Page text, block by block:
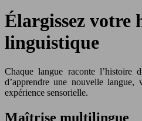
Élargissez votre
linguistique
Chaque langue raconte l’histoire
d’apprendre une nouvelle langue,
expérience sensorielle.
Maîtrise multilingue